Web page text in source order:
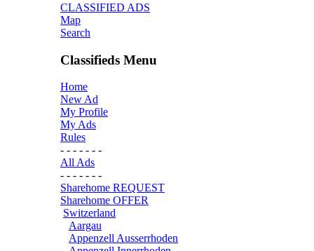
CLASSIFIED ADS
Map
Search
Classifieds Menu
Home
New Ad
My Profile
My Ads
Rules
- - - - - - -
All Ads
- - - - - - -
Sharehome REQUEST
Sharehome OFFER
Switzerland
Aargau
Appenzell Ausserrhoden